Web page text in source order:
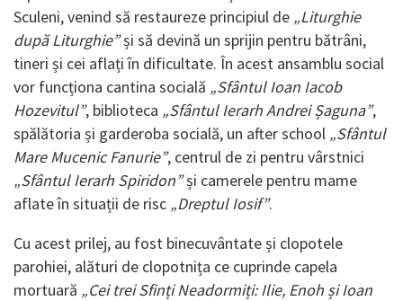
Sculeni, venind să restaureze principiul de „Liturghie
după Liturghie”și să devină un sprijin pentru bătrâni,
tineri și cei aflați în dificultate. În acest ansamblu social
vor funcționa cantina socială „Sfântul Ioan Iacob
Hozevitul”, biblioteca „Sfântul Ierarh Andrei Șaguna”,
spălătoria și garderoba socială, un after school „Sfântul
Mare Mucenic Fanurie”, centrul de zi pentru vârstnici
„Sfântul Ierarh Spiridon”și camerele pentru mame
aflate în situații de risc „Dreptul Iosif”.
Cu acest prilej, au fost binecuvântate și clopotele
parohiei, alături de clopotnița ce cuprinde capela
mortuară „Cei trei Sfinți Neadormiți: Ilie, Enoh și Ioan